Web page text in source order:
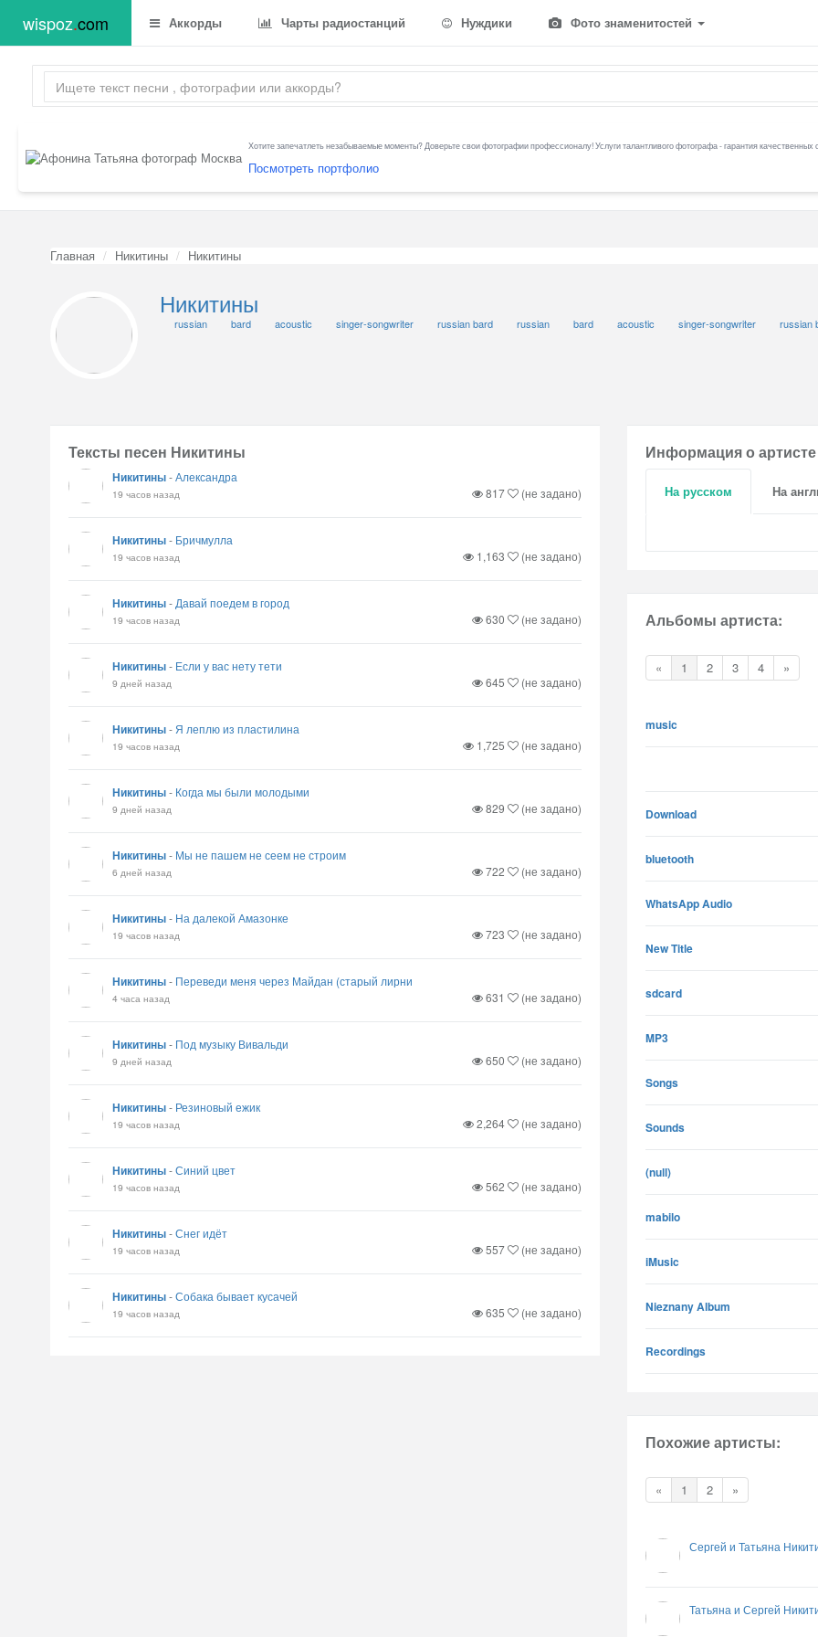
wispoz.com Аккорды Чарты радиостанций Нуждики Фото знаменитостей
Хотите запечатлеть незабываемые моменты? Доверьте свои фотографии профессионалу! Услуги талантливого фотографа - гарантия качественных
Посмотреть портфолио
Главная Никитины Никитины
Никитины
russian bard acoustic singer-songwriter russian bard russian bard acoustic singer-songwriter russian
Тексты песен Никитины
Никитины-Александра
19 часов назад 817 (не задано)
Никитины- Бричмулла
19 часов назад 1,163 (не задано)
Никитины- Давай поедем в город
19 часов назад 630 (не задано)
Никитины- Если у вас нету тети
9 дней назад 645 (не задано)
Никитины- Я леплю из пластилина
19 часов назад 1,725 (не задано)
Никитины- Когда мы были молодыми
9 дней назад 829 (не задано)
Никитины- Мы не пашем не сеем не строим
6 дней назад 722 (не задано)
Никитины- На далекой Амазонке
19 часов назад 723 (не задано)
Никитины- Переведи меня через Майдан (старый лирни
4 часа назад 631 (не задано)
Никитины- Под музыку Вивальди
9 дней назад 650 (не задано)
Никитины- Резиновый ежик
19 часов назад 2,264 (не задано)
Никитины-Синий цвет
19 часов назад 562 (не задано)
Никитины-Снег идёт
19 часов назад 557 (не задано)
Никитины-Собака бывает кусачей
19 часов назад 635 (не задано)
Информация о артисте
На русском На
Альбомы артиста:
« 1 2 3 4 »
music
Download
bluetooth
WhatsApp Audio
New Title
sdcard
MP3
Songs
Sounds
(null)
mabilo
iMusic
Nieznany Album
Recordings
Похожие артисты:
« 1 2 »
Сергей и Татьяна
Татьяна и Сергей